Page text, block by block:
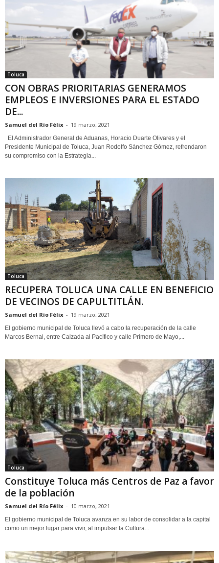
Toluca
CON OBRAS PRIORITARIAS GENERAMOS
EMPLEOS E INVERSIONES PARA EL ESTADO
DE...
Samuel del Río Félix - 19 marzo, 2021
El Administrador General de Aduanas, Horacio Duarte Olivares y el
Presidente Municipal de Toluca, Juan Rodolfo Sánchez Gómez, refrendaron
su compromiso con la Estrategia...
Toluca
RECUPERA TOLUCA UNA CALLE EN BENEFICIO
DE VECINOS DE CAPULTITLÁN.
Samuel del Río Félix - 19 marzo, 2021
El gobierno municipal de Toluca llevó a cabo la recuperación de la calle
Marcos Bernal, entre Calzada al Pacífico y calle Primero de Mayo,...
Toluca
Constituye Toluca más Centros de Paz a favor
de la población
Samuel del Río Félix - 10 marzo, 2021
El gobierno municipal de Toluca avanza en su labor de consolidar a la capital
como un mejor lugar para vivir, al impulsar la Cultura...